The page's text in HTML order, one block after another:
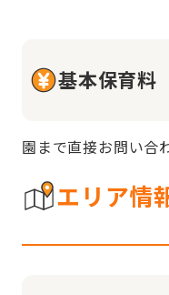
基本保育料
園まで直接お問い合
エリア情